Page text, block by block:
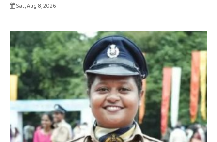
Sat, Aug 8, 2026